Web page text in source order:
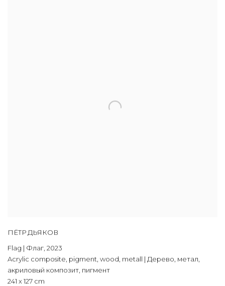
ПЁТР ДЬЯКОВ
Flag | Флаг, 2023
Acrylic composite, pigment, wood, metall | Дерево, метал,
акриловый композит, пигмент
241 x 127 cm